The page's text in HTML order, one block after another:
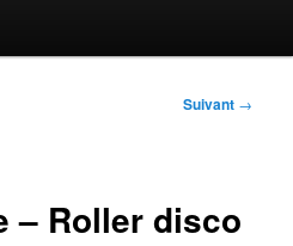
Suivant →
– Roller disco